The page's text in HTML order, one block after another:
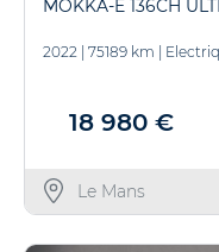
MOKKA-E 136CH
2022 75189 km
18 980 €
Le Mans